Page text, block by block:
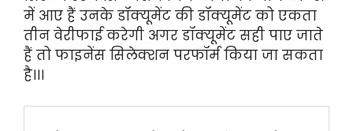
में आए हैं उनके डॉक्यूमेंट की डॉक्यूमेंट को एकता
तीन वेरीफाई करेगी अगर डॉक्यूमेंट सही पाए जाते
हैं तो फाइनेंस सिलेक्शन परफॉर्म किया जा सकता
है।।।